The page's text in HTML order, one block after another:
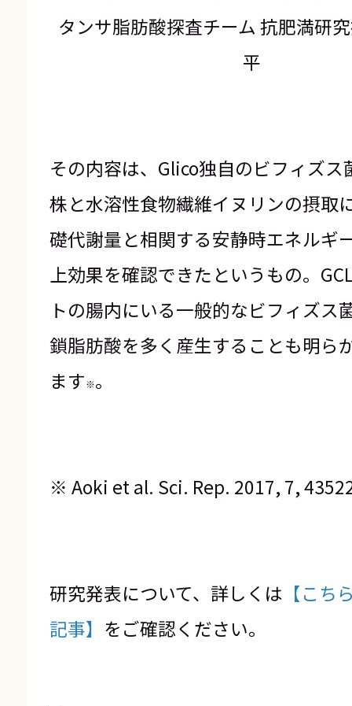
タンサ脂肪酸探査チーム 抗肥満研
平
その内容は、Glico独自のビフィズス
株と水溶性食物繊維イヌリンの摂取
礎代謝量と相関する安静時エネルギ
上効果を確認できたというもの。
トの腸内にいる一般的なビフィズス
鎖脂肪酸を多く産生することも明ら
ます※。
※ Aoki et al. Sci. Rep. 2017, 7,
研究発表について、詳しくは 【こち
記事】 をご確認ください。